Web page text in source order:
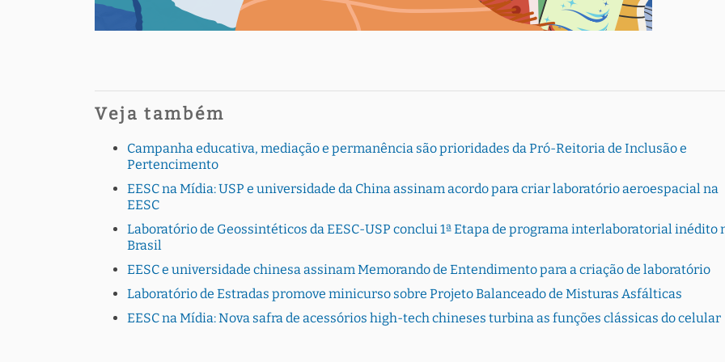
Veja também
Campanha educativa, mediação e permanência são prioridades da Pró-Reitoria de Inclusão e
Pertencimento
EESC na Mídia: USP e universidade da China assinam acordo para criar laboratório aeroespacial na
EESC
Laboratório de Geossintéticos da EESC-USP conclui 1ª Etapa de programa interlaboratorial inédito
Brasil
EESC e universidade chinesa assinam Memorando de Entendimento para a criação de laboratório
Laboratório de Estradas promove minicurso sobre Projeto Balanceado de Misturas Asfálticas
EESC na Mídia: Nova safra de acessórios high-tech chineses turbina as funções clássicas do celular